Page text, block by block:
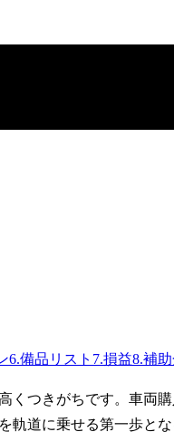
6.備品リスト 7.損益8.補
つきがちです。車両
道に乗せる第一歩と